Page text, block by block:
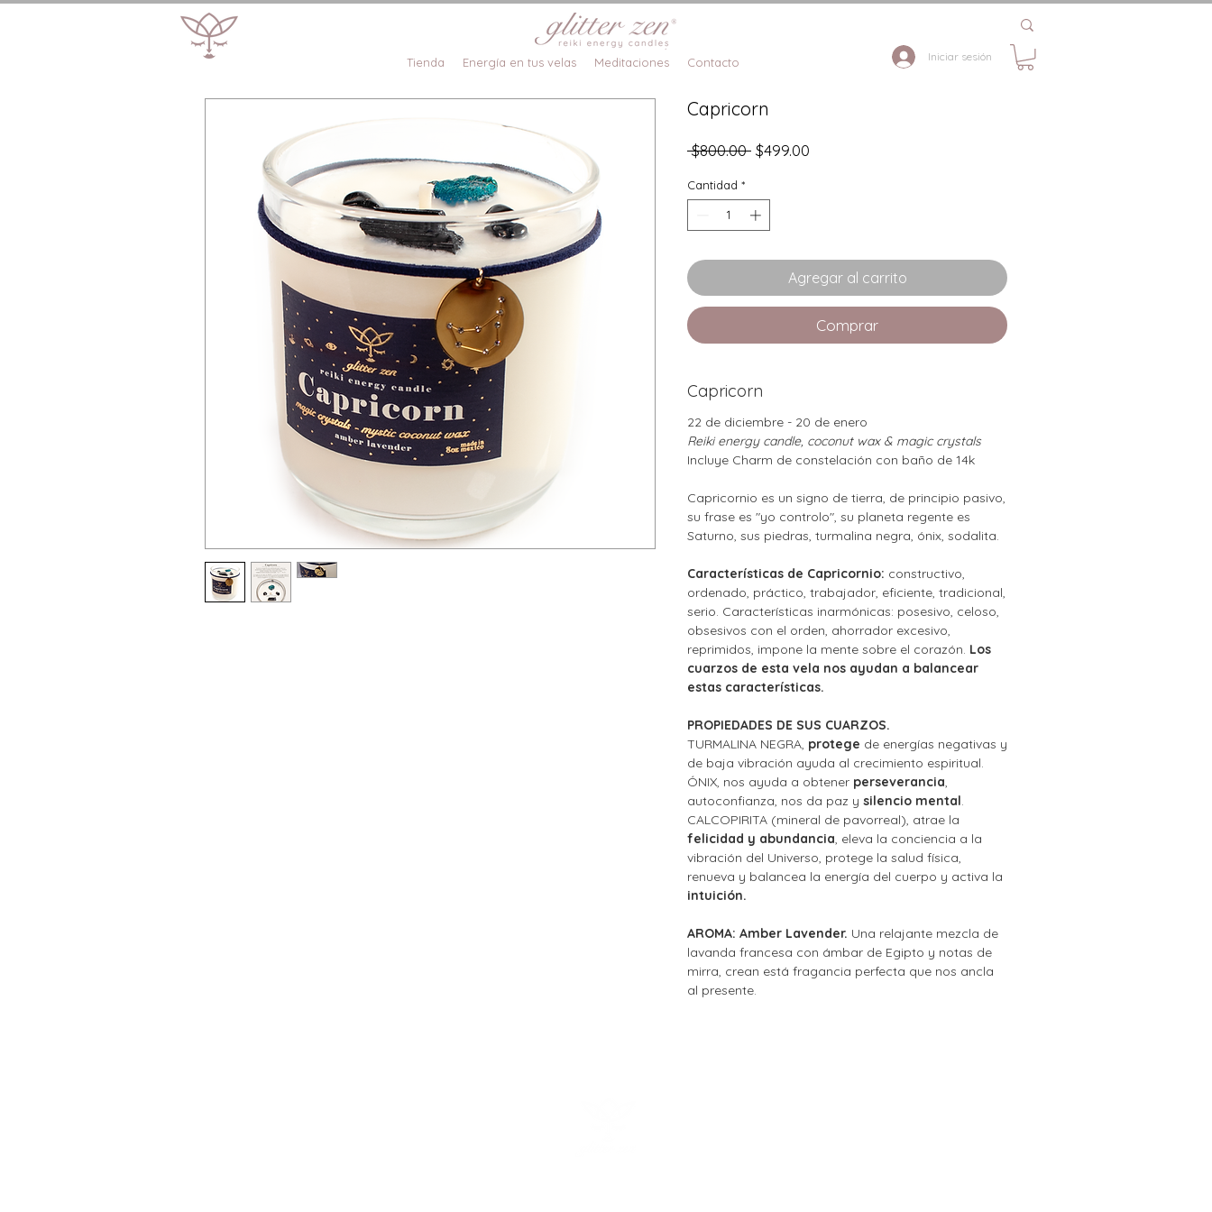
Tienda Energía en tus velas Meditaciones Contacto Iniciar sesión
Capricorn
$800.00 Precio
$499.00
Cantidad *
Agregar al carrito
Comprar
Capricorn
22 de diciembre - 20 de enero
Reiki energy candle, coconut wax & magic crystals
Incluye Charm de constelación con baño de 14k
Capricornio es un signo de tierra, de principio pasivo,
su frase es "yo controlo", su planeta regente es
Saturno, sus piedras, turmalina negra, ónix, sodalita.
Características de Capricornio: constructivo,
ordenado, práctico, trabajador, eficiente, tradicional,
serio. Características inarmónicas: posesivo, celoso,
obsesivos con el orden, ahorrador excesivo,
reprimidos, impone la mente sobre el corazón. Los
cuarzos de esta vela nos ayudan a balancear
estas características.
PROPIEDADES DE SUS CUARZOS.
TURMALINA NEGRA, protege de energías negativas y
de baja vibración ayuda al crecimiento espiritual.
ÓNIX, nos ayuda a obtener perseverancia,
autoconfianza, nos da paz y silencio mental.
CALCOPIRITA (mineral de pavorreal), atrae la
felicidad y abundancia, eleva la conciencia a la
vibración del Universo, protege la salud física,
renueva y balancea la energía del cuerpo y activa la
intuición.
AROMA: Amber Lavender. Una relajante mezcla de
lavanda francesa con ámbar de Egipto y notas de
mirra, crean está fragancia perfecta que nos ancla
al presente.